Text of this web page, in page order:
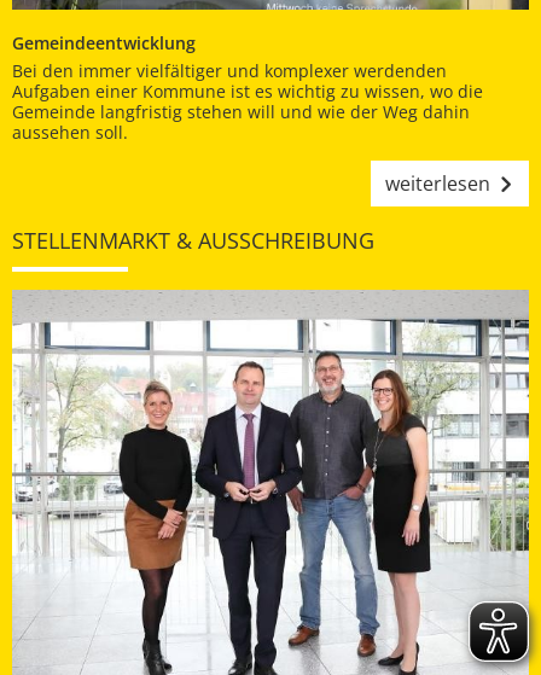
Gemeindeentwicklung
Bei den immer vielfältiger und komplexer werdenden
Aufgaben einer Kommune ist es wichtig zu wissen, wo die
Gemeinde langfristig stehen will und wie der Weg dahin
aussehen soll.
weiterlesen
STELLENMARKT & AUSSCHREIBUNG